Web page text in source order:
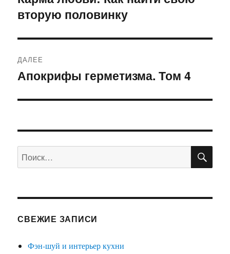
записям
запись:
вторую половинку
ДАЛЕЕ
Следующая
Апокрифы герметизма. Том 4
Искать:
СВЕЖИЕ ЗАПИСИ
Фэн-шуй и интерьер кухни